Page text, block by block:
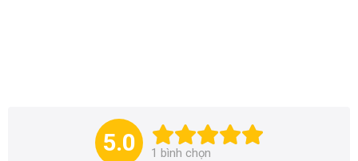
5.0 1 bình chọn